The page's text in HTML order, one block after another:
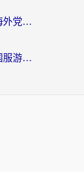
瑞典怎么玩奥比岛：梦想国度？海外党亲测有效的国服游戏加速全攻略
意大利怎么玩神雕侠侣？海外党国服游戏加速终极指南（附欧洲玩王者王国保卫战4不卡技巧）